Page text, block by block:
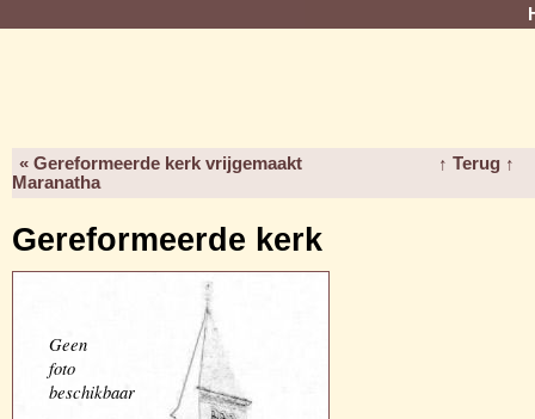
« Gereformeerde kerk vrijgemaakt
Maranatha
↑ Terug ↑
Gereformeerde kerk
Geen
foto
beschikbaar